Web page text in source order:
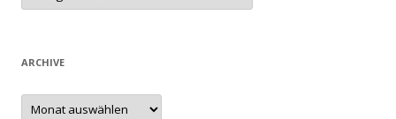
ARCHIVE
Archive